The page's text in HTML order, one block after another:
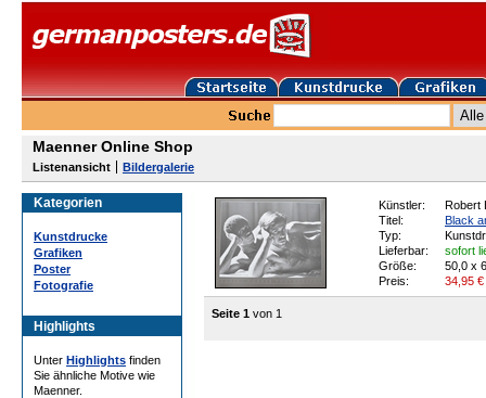
Maenner Online Shop
Listenansicht Bildergalerie
Kategorien
Kunstdrucke
Grafiken
Poster
Fotografie
Highlights
Unter Highlights finden
Sie ähnliche Motive wie
Maenner.
Künstler:
Robert
Titel:
Black
Typ:
Lieferbar:
sofort
Größe:
50,0 x
Preis:
34,95 €
Seite 1 von 1